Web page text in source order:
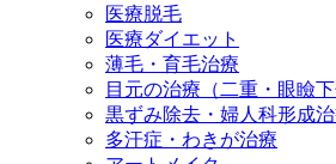
医療脱毛
医療ダイエット
薄毛・育毛治療
目元の治療（二重・眼瞼下
黒ずみ除去・婦人科形成
多汗症・わきが治療